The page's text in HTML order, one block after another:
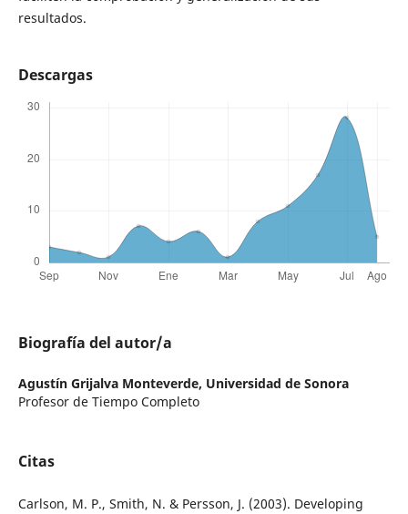
resultados.
Descargas
Biografía del autor/a
Agustín Grijalva Monteverde, Universidad de Sonora
Profesor de Tiempo Completo
Citas
Carlson, M. P., Smith, N. & Persson, J. (2003). Developing